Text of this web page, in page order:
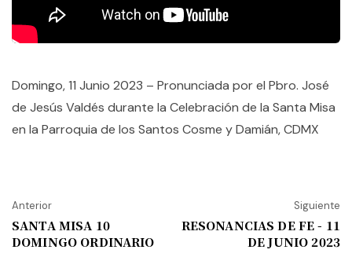
Domingo, 11 Junio 2023 – Pronunciada por el Pbro. José
de Jesús Valdés durante la Celebración de la Santa Misa
en la Parroquia de los Santos Cosme y Damián, CDMX
Anterior
SANTA MISA 10
DOMINGO ORDINARIO
Siguiente
RESONANCIAS DE FE - 11
DE JUNIO 2023